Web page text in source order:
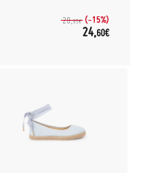
28,95€ (-15%)
24,60€